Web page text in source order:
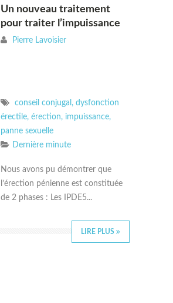
Un nouveau traitement
pour traiter l’impuissance
Pierre Lavoisier
conseil conjugal , dysfonction
érectile, érection, impuissance,
panne sexuelle
Dernière minute
Nous avons pu démontrer que
l’érection pénienne est constituée
de 2 phases : Les IPDE5...
LIRE PLUS